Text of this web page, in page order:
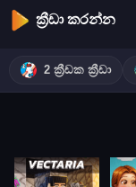
ක්‍රීඩා කරන්න
2 ක්‍රීඩක ක්‍රීඩා